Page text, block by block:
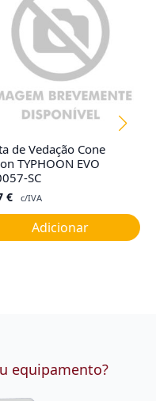
de Vedação Cone
TYPHOON EVO
SC
€ c/IVA
Adicionar
equipamento?